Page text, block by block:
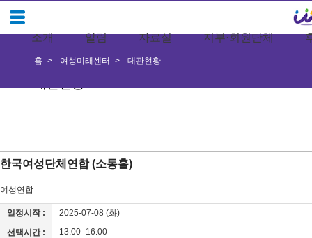
소개 알림 자료실 지부·회원단체
홈 여성미래센터 대관현황
한국여성단체연합 (소통홀)
여성연합
일정시작 :
2025-07-08 (화)
선택시간 :
13:00 -16:00